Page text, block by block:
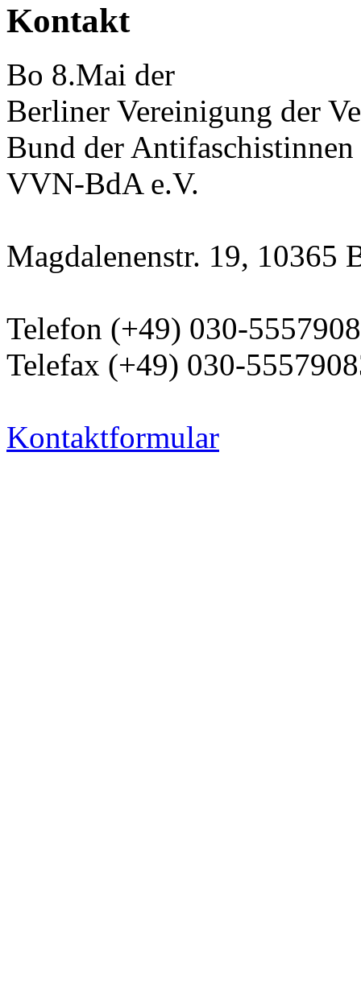
Kontakt
Bo 8.Mai der
Berliner Vereinigung der
Bund der
VVN-BdA e.V.
Magdalenenstr. 19, 10365
Telefon (+49) 030-
Telefax (+49) 030-
Kontaktformular